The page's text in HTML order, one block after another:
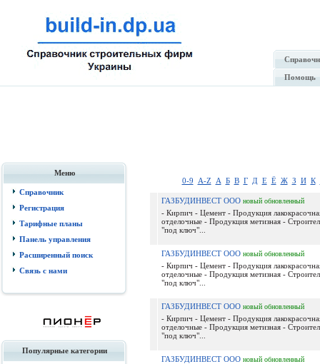
Помощь
Меню
Справочник
Регистрация
Тарифные планы
Панель управления
Расширенный поиск
Связь с нами
Популярные категории
0-9 A-Z А Б В Г Д Е Ё Ж З И К
ГАЗБУДИНВЕСТ ООО новый обновленный
- Кирпич - Цемент - Продукция
отделочные - Продукция метизная -
"под ключ"...
ГАЗБУДИНВЕСТ ООО новый обновленный
- Кирпич - Цемент - Продукция
отделочные - Продукция метизная -
"под ключ"...
ГАЗБУДИНВЕСТ ООО новый обновленный
- Кирпич - Цемент - Продукция
отделочные - Продукция метизная -
"под ключ"...
ГАЗБУДИНВЕСТ ООО новый обновленный